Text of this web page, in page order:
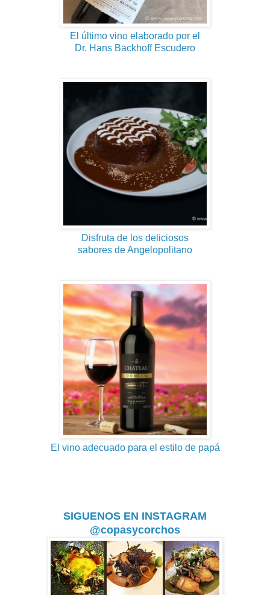
El último vino elaborado por el
Dr. Hans Backhoff Escudero
Disfruta de los deliciosos
sabores de Angelopolitano
El vino adecuado para el estilo de papá
SIGUENOS EN INSTAGRAM
@copasycorchos